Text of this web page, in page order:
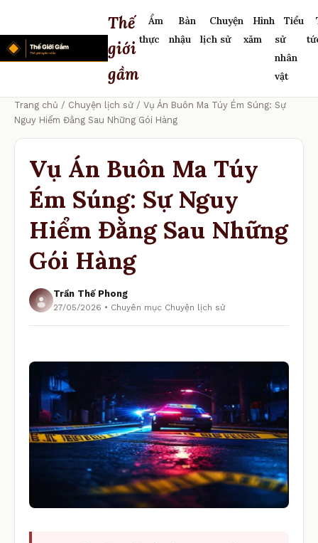
Thế
giới
gầm
Ẩm
thực
Bàn
nhậu
Chuyện
lịch sử
Hình
xăm
Tiểu
sử
nhân
vật
Trang chủ / Chuyện lịch sử / Vụ Án Buôn Ma Túy Ém Súng: Sự
Nguy Hiểm Đằng Sau Những Gói Hàng
Vụ Án Buôn Ma Túy
Ém Súng: Sự Nguy
Hiểm Đằng Sau Những
Gói Hàng
Trần Thế Phong
27/05/2026 • Chuyên mục Chuyện lịch sử